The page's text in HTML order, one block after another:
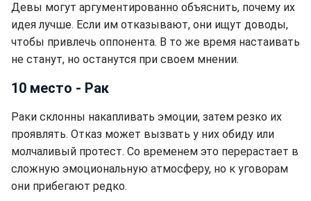
Девы могут аргументированно объяснить, почему их
идея лучше. Если им отказывают, они ищут доводы,
чтобы привлечь оппонента. В то же время настаивать
не станут, но останутся при своем мнении.
10 место - Рак
Раки склонны накапливать эмоции, затем резко их
проявлять. Отказ может вызвать у них обиду или
молчаливый протест. Со временем это перерастает в
сложную эмоциональную атмосферу, но к уговорам
они прибегают редко.